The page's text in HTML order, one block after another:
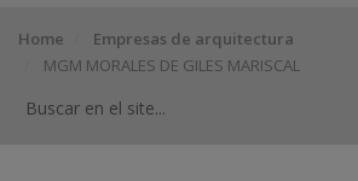
Home
Empresas de arquitectura
MGM MORALES DE GILES MARISCAL